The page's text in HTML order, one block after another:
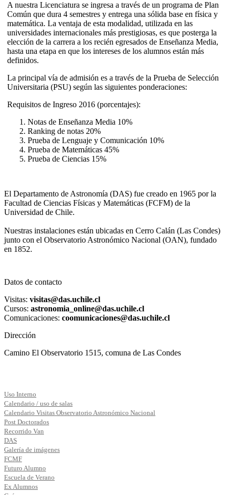
A nuestra Licenciatura se ingresa a través de un programa de Plan
Común que dura 4 semestres y entrega una sólida base en física y
matemática. La ventaja de esta modalidad, utilizada en las
universidades internacionales más prestigiosas, es que posterga la
elección de la carrera a los recién egresados de Enseñanza Media,
hasta una etapa en que los intereses de los alumnos están más
definidos.
La principal vía de admisión es a través de la Prueba de Selección
Universitaria (PSU) según las siguientes ponderaciones:
Requisitos de Ingreso 2016 (porcentajes):
Notas de Enseñanza Media 10%
Ranking de notas 20%
Prueba de Lenguaje y Comunicación 10%
Prueba de Matemáticas 45%
Prueba de Ciencias 15%
El Departamento de Astronomía (DAS) fue creado en 1965 por la
Facultad de Ciencias Físicas y Matemáticas (FCFM) de la
Universidad de Chile.
Nuestras instalaciones están ubicadas en Cerro Calán (Las Condes)
junto con el Observatorio Astronómico Nacional (OAN), fundado
en 1852.
Datos de contacto
Visitas: visitas@das.uchile.cl
Cursos: astronomia_online@das.uchile.cl
Comunicaciones: coomunicaciones@das.uchile.cl
Dirección
Camino El Observatorio 1515, comuna de Las Condes
Uso Interno
Calendario / uso de salas
Calendario Visitas Observatorio Astronómico Nacional
Post Doctorados
Recorrido Van
DAS
Galería de imágenes
FCMF
Futuro Alumno
Escuela de Verano
Ex Alumnos